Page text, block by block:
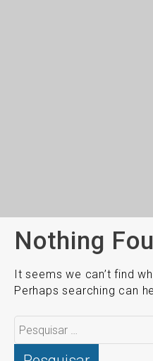
Nothing
It seems we can’t find
Perhaps searching can
Pesquisar
por: